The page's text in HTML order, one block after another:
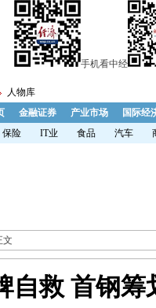
手机看中经
人物库
金融证券 产业市场
国际经
保险 IT业 食品 汽车
文
自救 首钢筹